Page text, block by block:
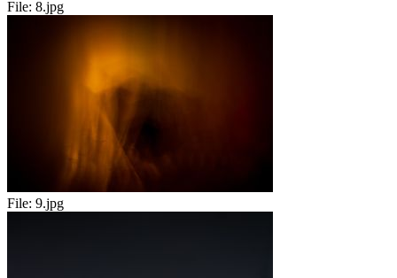
File: 8.jpg
File: 9.jpg